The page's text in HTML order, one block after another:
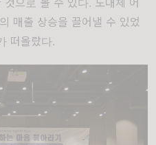
것으로 볼 수 있다. 도대체 어
매출 상승을 끌어낼 수 있었
떠올랐다.